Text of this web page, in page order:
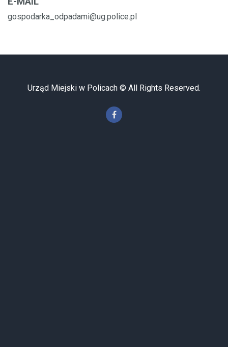
gospodarka_odpadami@ug.police.pl
Urząd Miejski w Policach © All Rights Reserved.